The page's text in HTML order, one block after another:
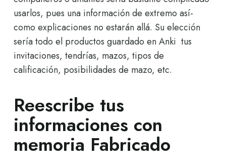
usarlos, pues una información de extremo así­
como explicaciones no estarán allá. Su elección
serí­a todo el productos guardado en Anki  tus
invitaciones, tendrí­as, mazos, tipos de
calificación, posibilidades de mazo, etc.
Reescribe tus
informaciones con
memoria Fabricado